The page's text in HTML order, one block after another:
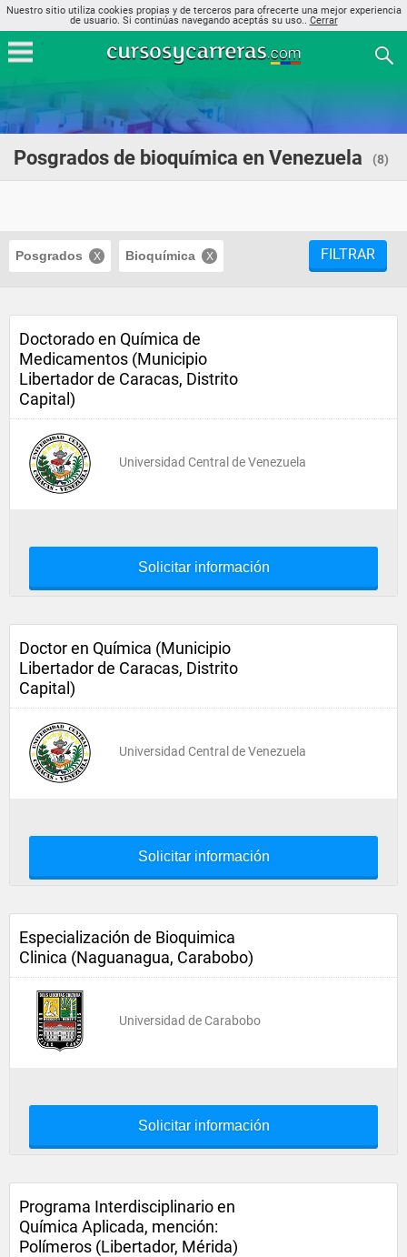
Nuestro sitio utiliza cookies propias y de terceros para ofrecerte una mejor experiencia
de usuario. Si continúas navegando aceptás su uso.. Cerrar
Posgrados de bioquímica en Venezuela (8)
Posgrados Bioquímica FILTRAR
Doctorado en Química de
Medicamentos (Municipio
Libertador de Caracas, Distrito
Capital)
Universidad Central de Venezuela
Solicitar información
Doctor en Química (Municipio
Libertador de Caracas, Distrito
Capital)
Universidad Central de Venezuela
Solicitar información
Especialización de Bioquimica
Clinica (Naguanagua, Carabobo)
Universidad de Carabobo
Solicitar información
Programa Interdisciplinario en
Química Aplicada, mención:
Polímeros (Libertador, Mérida)